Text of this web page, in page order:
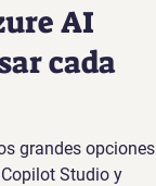
AI
cada
grandes opciones
Studio y